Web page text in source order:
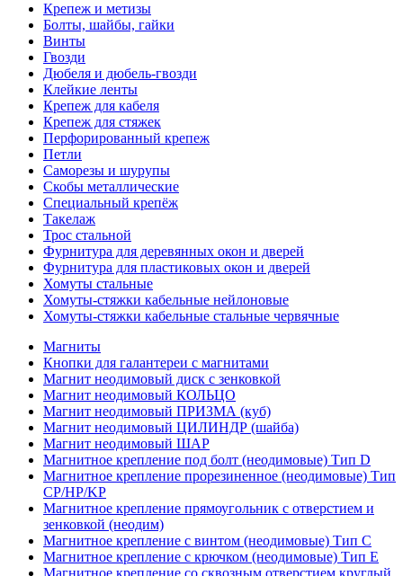
Крепеж и метизы
Болты, шайбы, гайки
Винты
Гвозди
Дюбеля и дюбель-гвозди
Клейкие ленты
Крепеж для кабеля
Крепеж для стяжек
Перфорированный крепеж
Петли
Саморезы и шурупы
Скобы металлические
Специальный крепёж
Такелаж
Трос стальной
Фурнитура для деревянных окон и дверей
Фурнитура для пластиковых окон и дверей
Хомуты стальные
Хомуты-стяжки кабельные нейлоновые
Хомуты-стяжки кабельные стальные червячные
Магниты
Кнопки для галантереи с магнитами
Магнит неодимовый диск с зенковкой
Магнит неодимовый КОЛЬЦО
Магнит неодимовый ПРИЗМА (куб)
Магнит неодимовый ЦИЛИНДР (шайба)
Магнит неодимовый ШАР
Магнитное крепление под болт (неодимовые) Тип D
Магнитное крепление прорезиненное (неодимовые) Тип
CP/HP/KP
Магнитное крепление прямоугольник с отверстием и
зенковкой (неодим)
Магнитное крепление с винтом (неодимовые) Тип С
Магнитное крепление с крючком (неодимовые) Тип Е
Магнитное крепление со сквозным отверстием круглый